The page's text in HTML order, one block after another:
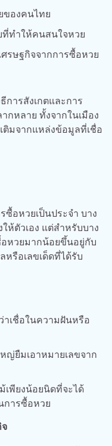
ของคนไทย
ที่ทำให้คนสนใจหวย
รษฐกิจจากการซื้อหวย
การสังเกตและการ
หลาย ทั้งจากในเมือง
ติมจากแหล่งข้อมูลที่เชื่อ
อหวยเป็นประจำ บาง
ห้ตัวเอง แต่สำหรับบาง
อหวยมากน้อยขึ้นอยู่กับ
หรือเลขเด็ดที่ได้รับ
เชื่อในความฝันหรือ
ญ่ยืมเอาหมายเลขจาก
เพียงน้อยนิดที่จะได้
การซื้อหวย